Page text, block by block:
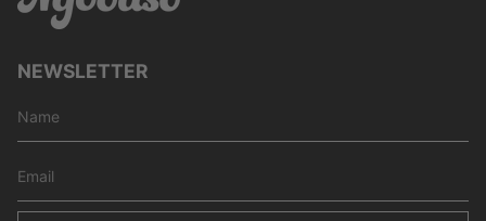
NEWSLETTER